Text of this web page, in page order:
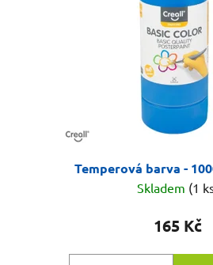
Temperová barva -
Skladem (1
165 Kč